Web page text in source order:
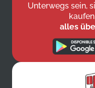
Unterwegs sein,
alles